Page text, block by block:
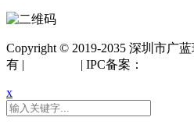
Copyright © 2019-2035 深圳市广
有 |
| IPC备案：
x